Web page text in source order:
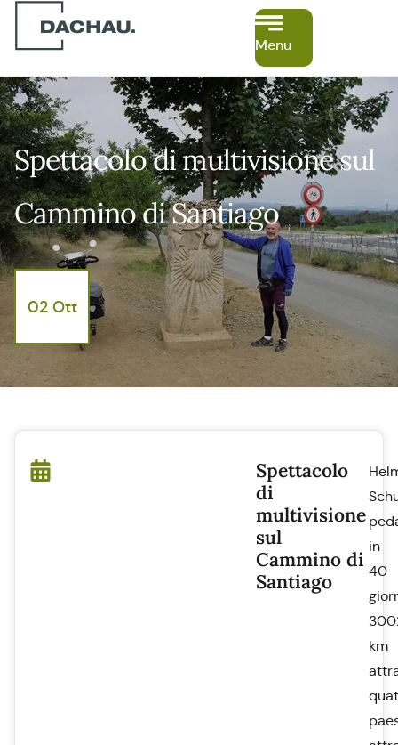
Menu
Spettacolo di multivisione sul
Cammino di Santiago
02 Ott
Spettacolo
di
multivisione
sul
Cammino di
Santiago
in
40
km